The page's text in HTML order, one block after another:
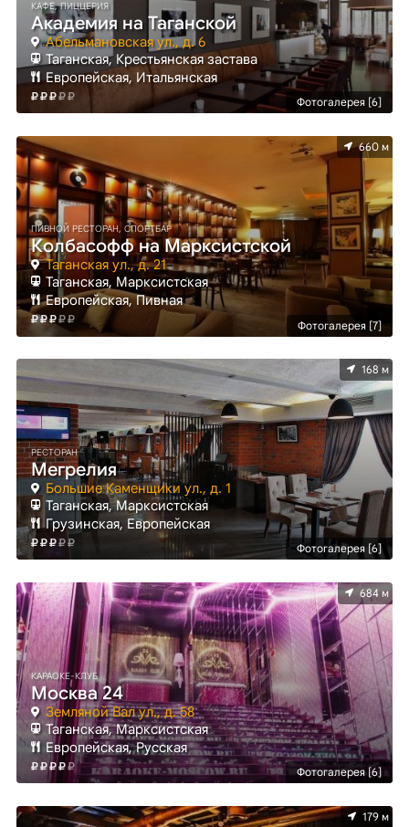
Фотогалерея [6]
КАФЕ, ПИЦЦЕРИЯ
Академия на Таганской
Абельмановская ул., д. 6
Таганская, Крестьянская застава
Европейская, Итальянская
Фотогалерея [7]
660 м
ПИВНОЙ РЕСТОРАН, СПОРТБАР
Колбасофф на Марксистской
Таганская ул., д. 21
Таганская, Марксистская
Европейская, Пивная
Фотогалерея [6]
168 м
РЕСТОРАН
Мегрелия
Большие Каменщики ул., д. 1
Таганская, Марксистская
Грузинская, Европейская
Фотогалерея [6]
684 м
КАРАОКЕ-КЛУБ
Москва 24
Земляной Вал ул., д. 58
Таганская, Марксистская
Европейская, Русская
179 м